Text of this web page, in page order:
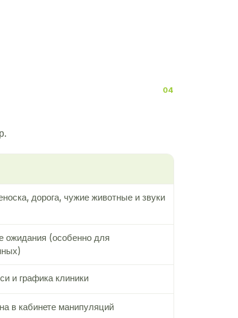
дорога, чужие животные и звуки
ожидания (особенно для
и графика клиники
в кабинете манипуляций